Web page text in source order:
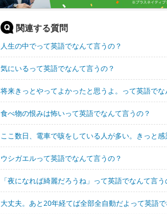
関連する質問
人生の中でって英語でなんて言うの？
気にいるって英語でなんて言うの？
将来きっとやってよかったと思うよ。って英語でな
食べ物の恨みは怖いって英語でなんて言うの？
ここ数日、電車で咳をしている人が多い。きっと
ウシガエルって英語でなんて言うの？
「夜になれば綺麗だろうね」って英語でなんて言う
大丈夫。あと20年経てば全部全自動だよって英語